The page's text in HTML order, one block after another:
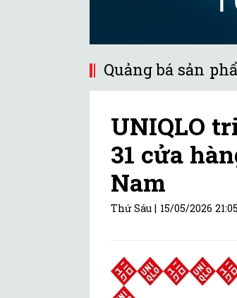
Quảng bá sản
UNIQLO
31 cửa
Nam
Thứ Sáu | 15/05/2026 21:05